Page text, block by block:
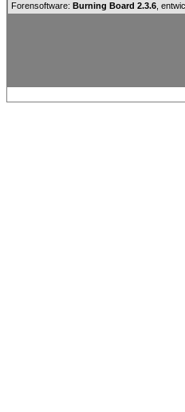
Forensoftware: Burning Board 2.3.6 ,